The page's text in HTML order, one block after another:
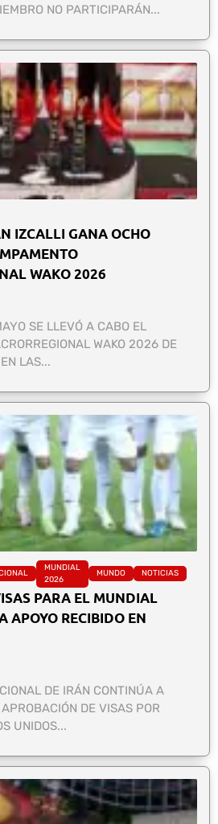
NO PARTICIPARÁN...
IZCALLI GANA OCHO
WAKO 2026
SE LLEVÓ A CABO EL
WAKO 2026 DE
LAS...
MUNDIAL
2026
MUNDO NOTICIAS
PARA EL MUNDIAL
APOYO RECIBIDO EN
DE IRÁN CONTINÚA A
DE VISAS POR
UNIDOS...